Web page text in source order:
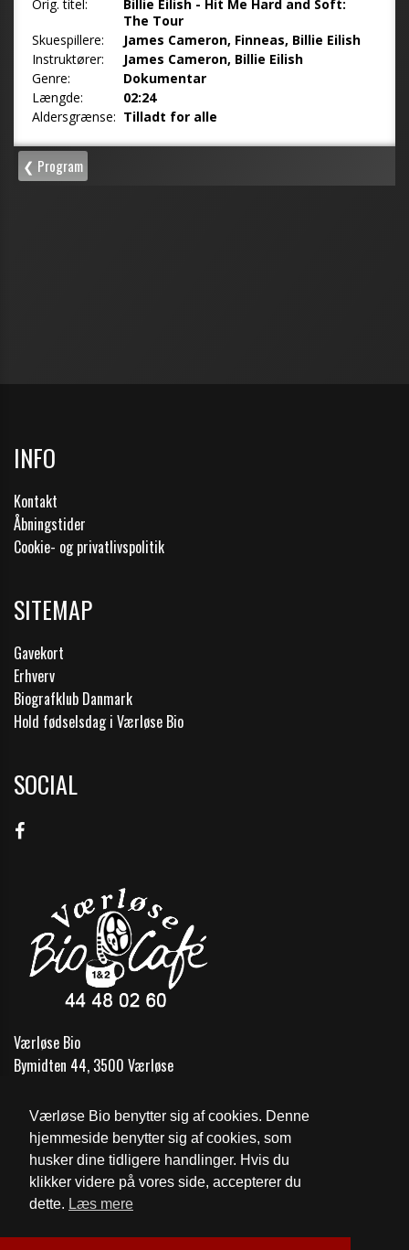
Værløse Bio benytter sig af cookies. Denne
hjemmeside benytter sig af cookies, som
husker dine tidligere handlinger. Hvis du
klikker videre på vores side, accepterer du
dette. Læs mere
INFO
Kontakt
Åbningstider
Cookie- og privatlivspolitik
SITEMAP
Gavekort
Erhverv
Biografklub Danmark
Hold fødselsdag i Værløse Bio
SOCIAL
Værløse Bio
Bymidten 44, 3500 Værløse
Telefon: 44 48 02 60
Email: vaerlosebio@gmail.com
Cookie- og privatlivspolitik